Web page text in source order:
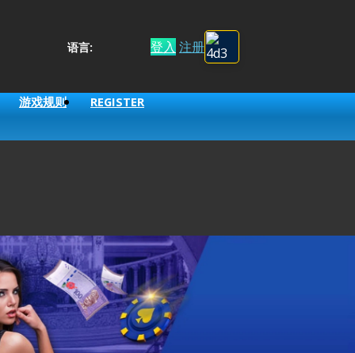
语言: 登入注册
游戏规则 REGISTER